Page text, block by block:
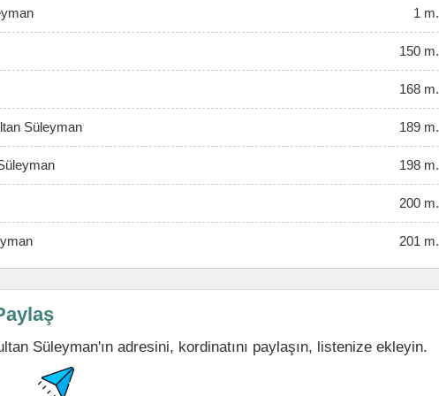
1 m.
150 m.
168 m.
Süleyman 189 m.
198 m.
200 m.
201 m.
Süleyman'ın adresini, kordinatını paylaşın, listenize ekleyin.